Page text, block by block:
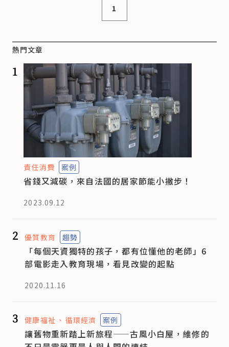
1
熱門文章
1
責任消費 案例
省錢又減碳，來自法國的居家節能小撇步！
2023.09.12
2 優質教育 趨勢
「每個天資獨特的孩子，都有位懂他的老師」6
部電影走入教育現場，看見改變的起點
2020.11.16
3 健康福祉 循環經濟 案例
讓舊物重新踏上新旅程——古風小白屋，維修的